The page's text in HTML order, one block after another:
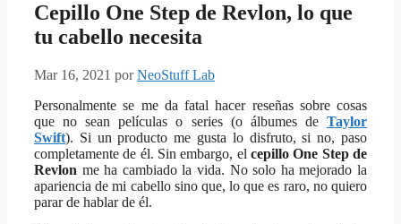
Cepillo One Step de Revlon, lo que
tu cabello necesita
Mar 16, 2021 porNeoStuff Lab
Personalmente se me da fatal hacer reseñas sobre cosas
que no sean películas o series (o álbumes de Taylor
Swift). Si un producto me gusta lo disfruto, si no, paso
completamente de él. Sin embargo, el cepillo One Step de
Revlon me ha cambiado la vida. No solo ha mejorado la
apariencia de mi cabello sino que, lo que es raro, no quiero
parar de hablar de él.